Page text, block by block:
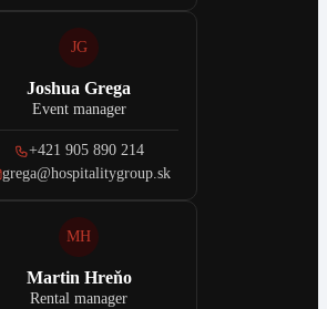
JG
Joshua Grega
Event manager
+421 905 890 214
grega@hospitalitygroup.sk
MH
Martin Hreňo
Rental manager